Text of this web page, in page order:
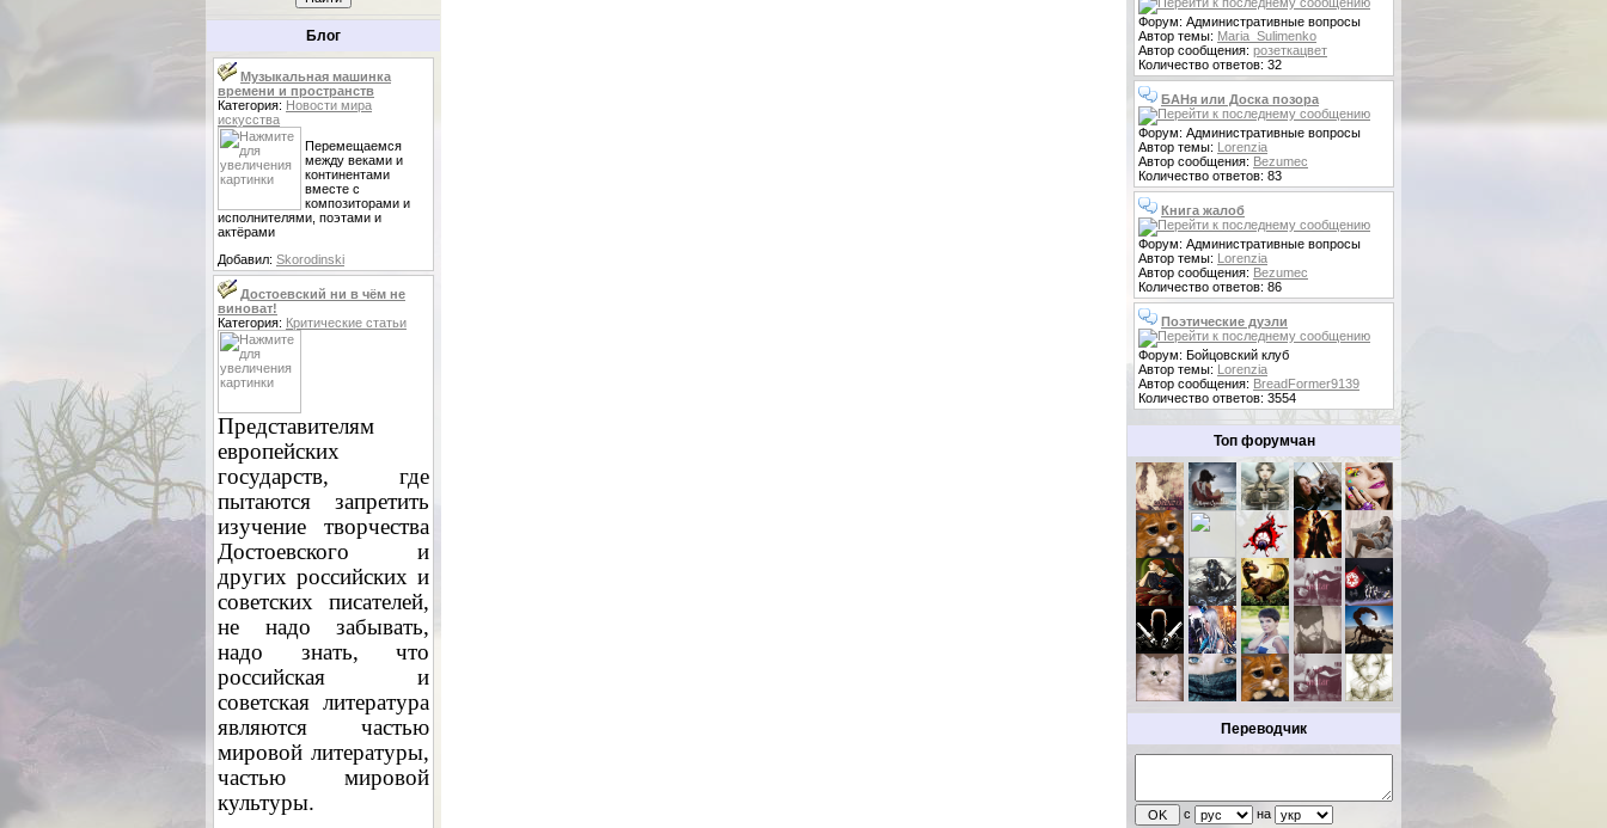
Блог
Музыкальная машинка
времени и пространств
Категория: Новости мира
искусства
Перемещаемся
между веками и
континентами
вместе с
композиторами и
исполнителями, поэтами и
актёрами
Добавил: Skorodinski
Достоевский ни в чём не
виноват!
Категория: Критические статьи
Представителям
европейских
государств, где
пытаются запретить
изучение творчества
Достоевского и
других российских и
советских писателей,
не надо забывать,
надо знать, что
российская и
советская литература
являются частью
мировой литературы,
частью мировой
культуры.
Форум: Административные вопросы
Автор темы: Maria_Sulimenko
Автор сообщения: розеткацвет
Количество ответов: 32
БАНя или Доска позора
Форум: Административные вопросы
Автор темы: Lorenzia
Автор сообщения: Bezumec
Количество ответов: 83
Книга жалоб
Форум: Административные вопросы
Автор темы: Lorenzia
Автор сообщения: Bezumec
Количество ответов: 86
Поэтические дуэли
Форум: Бойцовский клуб
Автор темы: Lorenzia
Автор сообщения: BreadFormer9139
Количество ответов: 3554
Топ форумчан
Переводчик
с на